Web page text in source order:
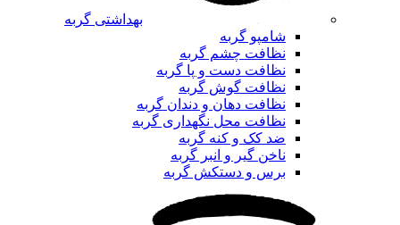
بهداشتی گربه
شامپو گربه
نظافت چشم گربه
نظافت دست و پا گربه
نظافت گوش گربه
نظافت دهان و دندان گربه
نظافت محل نگهداری گربه
ضد کک و کنه گربه
ناخن گیر و انبر گربه
برس و دستکش گربه